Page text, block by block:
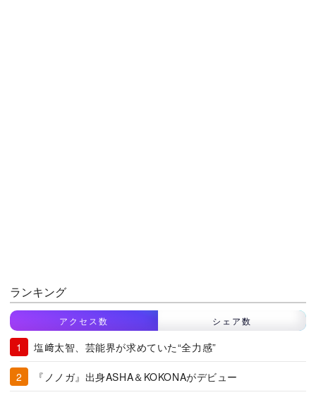
ランキング
アクセス数 シェア数
塩﨑太智、芸能界が求めていた“全力感”
『ノノガ』出身ASHA＆KOKONAがデビュー